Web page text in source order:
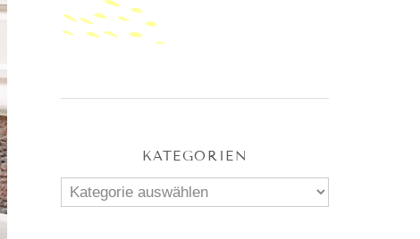
KATEGORIEN